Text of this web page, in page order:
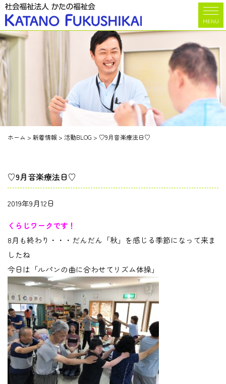
MENU
ホーム > 新着情報 > 活動BLOG > ♡9月音楽療法日♡
♡9月音楽療法日♡
2019年9月12日
くらじワークです！
8月も終わり・・・だんだん「秋」を感じる季節になって来ま
したね
今日は「ルパンの曲に合わせてリズム体操」